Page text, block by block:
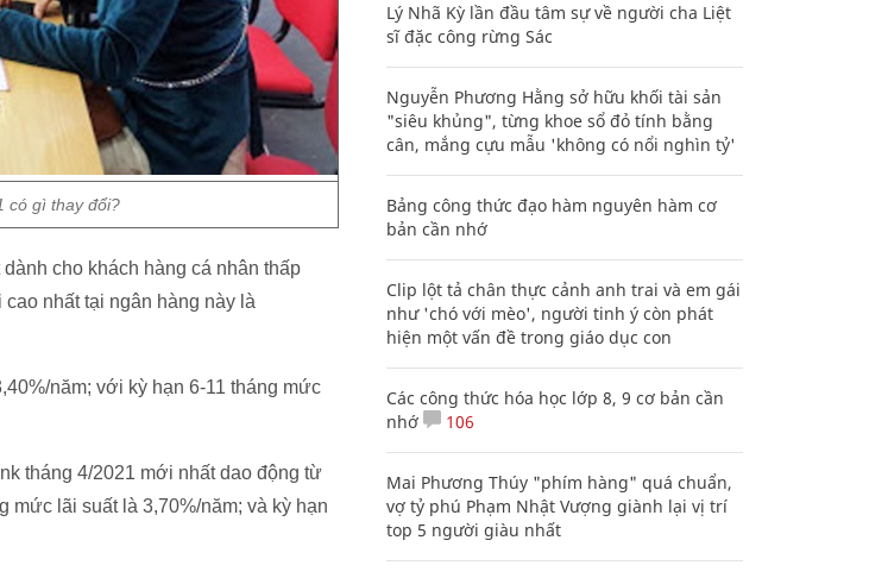
có gì thay đổi?
cho khách hàng cá nhân thấp
nhất tại ngân hàng này là
năm; với kỳ hạn 6-11 tháng mức
tháng 4/2021 mới nhất dao động từ
mức lãi suất là 3,70%/năm; và kỳ hạn
Lý Nhã Kỳ lần đầu tâm sự về người cha Liệt
sĩ đặc công rừng Sác
Nguyễn Phương Hằng sở hữu khối tài sản
"siêu khủng", từng khoe sổ đỏ tính bằng
cân, mắng cựu mẫu 'không có nổi nghìn tỷ'
Bảng công thức đạo hàm nguyên hàm cơ
bản cần nhớ
Clip lột tả chân thực cảnh anh trai và em gái
như 'chó với mèo', người tinh ý còn phát
hiện một vấn đề trong giáo dục con
Các công thức hóa học lớp 8, 9 cơ bản cần
nhớ
106
Mai Phương Thúy "phím hàng" quá chuẩn,
vợ tỷ phú Phạm Nhật Vượng giành lại vị trí
top 5 người giàu nhất